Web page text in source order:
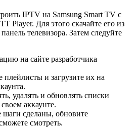
IPTV на Samsung Smart TV с
Player. Для этого скачайте его из
телевизора. Затем следуйте
на сайте разработчика
и загрузите их на
удалять и обновлять списки
аккаунте.
шаги сделаны, обновите
смотреть.